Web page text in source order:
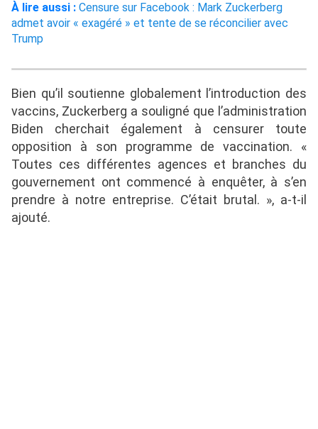
À lire aussi : Censure sur Facebook : Mark Zuckerberg
admet avoir « exagéré » et tente de se réconcilier avec
Trump
Bien qu’il soutienne globalement l’introduction des
vaccins, Zuckerberg a souligné que l’administration
Biden cherchait également à censurer toute
opposition à son programme de vaccination. «
Toutes ces différentes agences et branches du
gouvernement ont commencé à enquêter, à s’en
prendre à notre entreprise. C’était brutal. », a-t-il
ajouté.